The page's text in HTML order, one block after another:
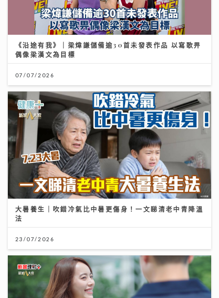
《沿途有我》｜梁煒謙儲備逾30首未發表作品 以寫歌畀
偶像梁漢文為目標
07/07/2026
大暑養生｜吹錯冷氣比中暑更傷身！一文睇清老中青降溫
法
23/07/2026